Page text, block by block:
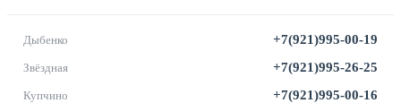
Дыбенко +7(921)995-00-19
Звёздная +7(921)995-26-25
Купчино +7(921)995-00-16